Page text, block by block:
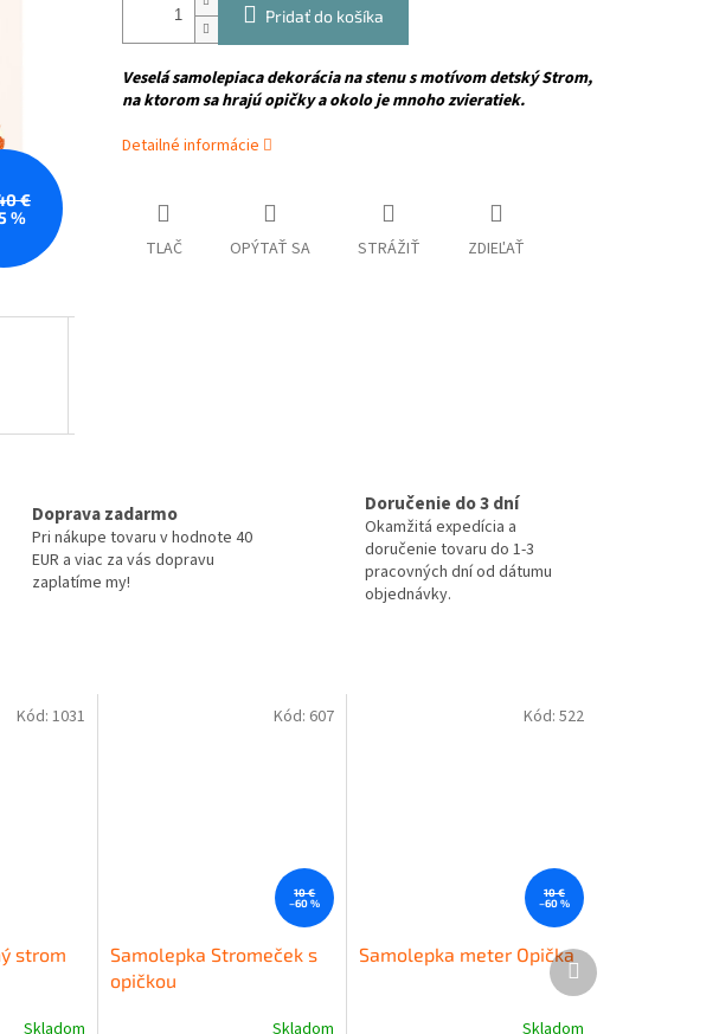
€
%
Pridať do košíka
Veselá samolepiaca dekorácia na stenus motívom detský Strom,
na ktorom sa hrajú opičky a okolo je mnoho zvieratiek.
Detailné informácie
TLAČ OPÝTAŤ SA STRÁŽIŤ ZDIEĽAŤ
Doprava zadarmo
Pri nákupe tovaru v hodnote 40
EUR a viac za vás dopravu
zaplatíme my!
Doručenie do 3 dní
Okamžitá expedícia a
doručenie tovaru do 1-3
pracovných dní od dátumu
objednávky.
strom
Skladom
Kód: 1031
10 €
–60 %
Samolepka Stromeček s
opičkou
Skladom
Kód: 607
10 €
–60 %
Samolepka meter Opička
Skladom
Kód: 522
Ďalší
produkt